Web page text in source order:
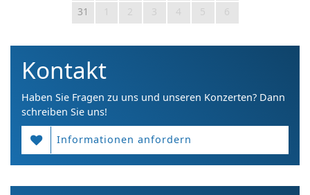
31
2 3 4 5 6
Kontakt
Haben Sie Fragen zu uns und unseren Konzerten? Dann
schreiben Sie uns!
Informationen anfordern